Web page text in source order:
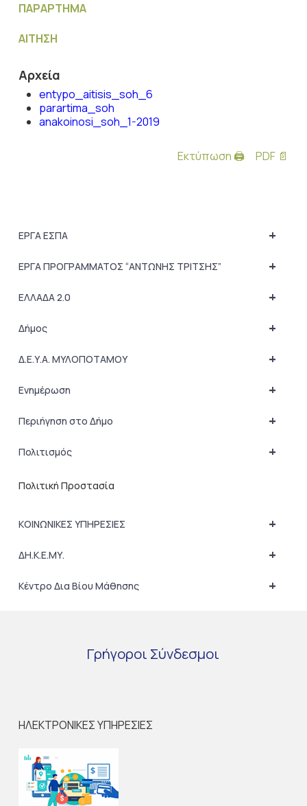
ΠΑΡΑΡΤΗΜΑ
ΑΙΤΗΣΗ
Αρχεία
entypo_aitisis_soh_6
parartima_soh
anakoinosi_soh_1-2019
Εκτύπωση 🖨 PDF 📄
+
ΕΡΓΑ ΕΣΠΑ
+
ΕΡΓΑ ΠΡΟΓΡΑΜΜΑΤΟΣ “ΑΝΤΩΝΗΣ ΤΡΙΤΣΗΣ”
+
ΕΛΛΑΔΑ 2.0
+
Δήμος
+
Δ.Ε.Υ.Α. ΜΥΛΟΠΟΤΑΜΟΥ
+
Ενημέρωση
+
Περιήγηση στο Δήμο
+
Πολιτισμός
Πολιτική Προστασία
+
ΚΟΙΝΩΝΙΚΕΣ ΥΠΗΡΕΣΙΕΣ
+
ΔΗ.Κ.Ε.ΜΥ.
+
Κέντρο Δια Βίου Μάθησης
Γρήγοροι Σύνδεσμοι
ΗΛΕΚΤΡΟΝΙΚΕΣ ΥΠΗΡΕΣΙΕΣ